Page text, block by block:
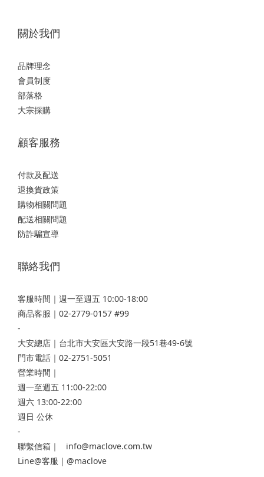
關於我們
品牌理念
會員制度
部落格
大宗採購
顧客服務
付款及配送
退換貨政策
購物相關問題
配送相關問題
防詐騙宣導
聯絡我們
客服時間｜週一至週五 10:00-18:00
商品客服｜02-2779-0157 #99
-
大安總店 ｜台北市大安區大安路一段51巷49-6號
門市電話｜02-2751-5051
營業時間｜
週一至週五 11:00-22:00
週六 13:00-22:00
週日 公休
-
聯繫信箱｜ info@maclove.com.tw
Line@客服｜@maclove